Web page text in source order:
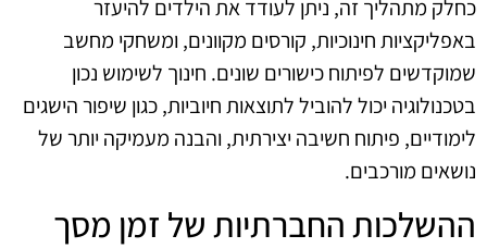
כחלק מתהליך זה, ניתן לעודד את הילדים להיעזר
באפליקציות חינוכיות, קורסים מקוונים, ומשחקי מחשב
שמוקדשים לפיתוח כישורים שונים. חינוך לשימוש נכון
בטכנולוגיה יכול להוביל לתוצאות חיוביות, כגון שיפור הישגים
לימודיים, פיתוח חשיבה יצירתית, והבנה מעמיקה יותר של
נושאים מורכבים.
ההשלכות החברתיות של זמן מסך